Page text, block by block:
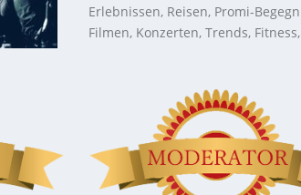
Erlebnissen, Reisen, Promi-
Filmen, Konzerten, Trends,